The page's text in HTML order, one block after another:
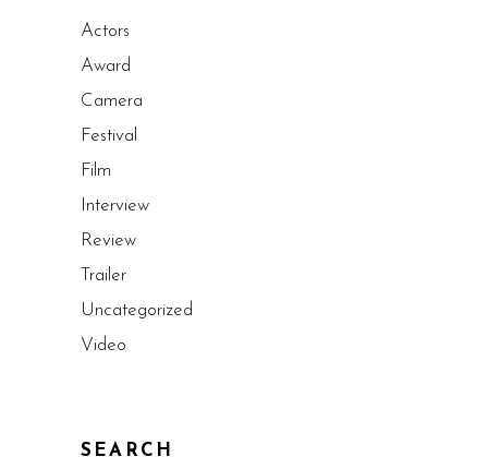
Actors
Award
Camera
Festival
Film
Interview
Review
Trailer
Uncategorized
Video
SEARCH